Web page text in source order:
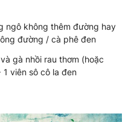
ngô không thêm đường hay
đường / cà phê đen
gà nhồi rau thơm (hoặc
viên sô cô la đen